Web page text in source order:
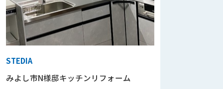
STEDIA
みよし市N様邸キッチンリフォーム